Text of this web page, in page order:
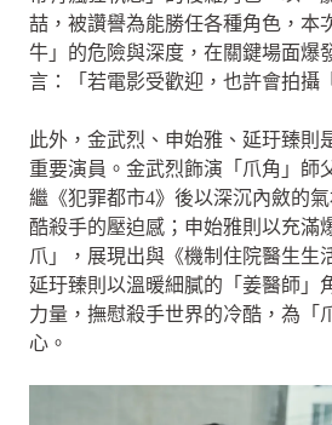
喆，被讚譽為能勝任各種角色，本
牛」的危險與深度，在關鍵場面爆
言：「若電影受歡迎，也許會拍攝
此外，金武烈、申始雅、延玗臻則
重要演員。金武烈飾演「爪角」師
繼《犯罪都市4》後以深沉內斂的
酷殺手的壓迫感；申始雅則以充滿
爪」，展現出與《機制住院醫生生
延玗臻則以溫暖細膩的「姜醫師」
力量，撫慰殺手世界的冷酷，為「
心。